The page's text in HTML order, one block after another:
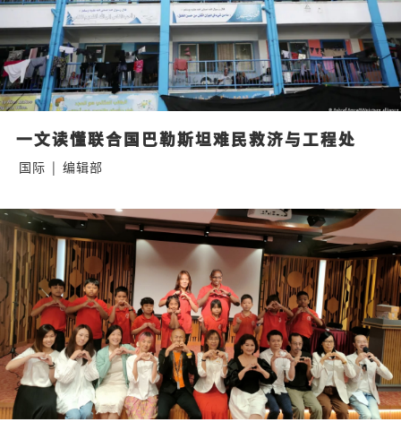
一文读懂联合国巴勒斯坦难民救济与工程处
国际 | 编辑部